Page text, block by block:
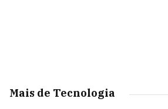
Mais de Tecnologia